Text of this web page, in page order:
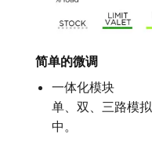
简单的微调
一体化模块
单、双、三路模
中。